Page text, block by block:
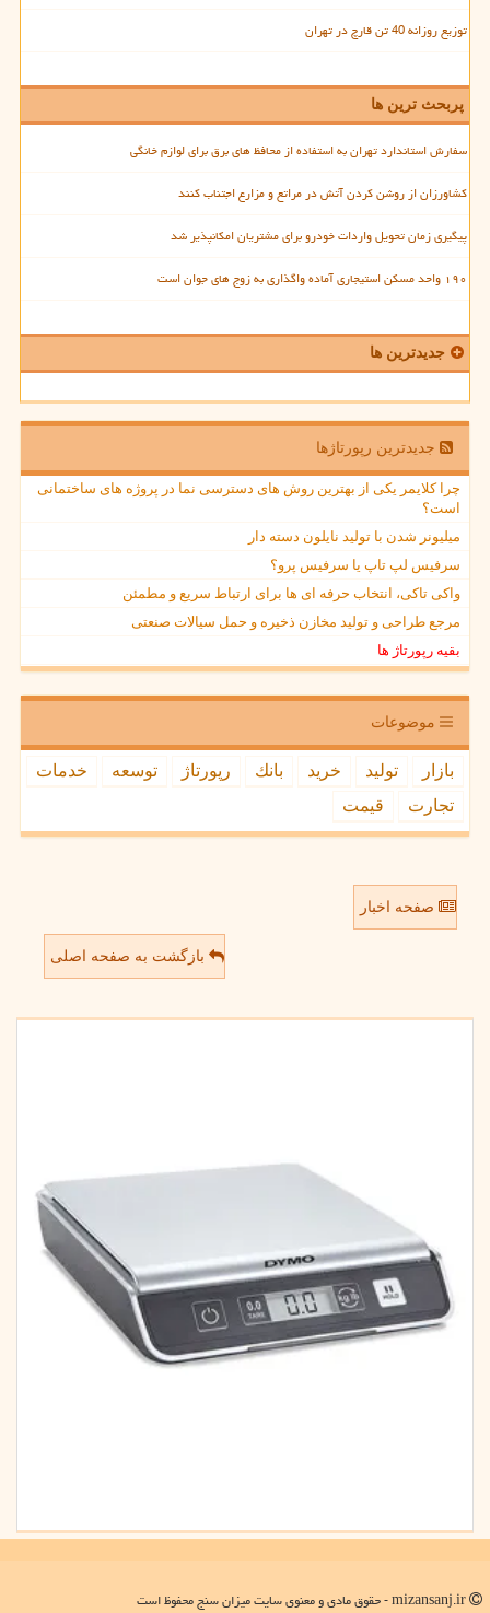
توزیع روزانه 40 تن قارچ در تهران
پربحث ترین ها
سفارش استاندارد تهران به استفاده از محافظ های برق برای لوازم خانگی
کشاورزان از روشن کردن آتش در مراتع و مزارع اجتناب کنند
پیگیری زمان تحویل واردات خودرو برای مشتریان امکانپذیر شد
۱۹۰ واحد مسکن استیجاری آماده واگذاری به زوج های جوان است
جدیدترین ها
جدیدترین رپورتاژها
چرا کلایمر یکی از بهترین روش های دسترسی نما در پروژه های ساختمانی
است؟
میلیونر شدن با تولید نایلون دسته دار
سرفیس لپ تاپ یا سرفیس پرو؟
واکی تاکی، انتخاب حرفه ای ها برای ارتباط سریع و مطمئن
مرجع طراحی و تولید مخازن ذخیره و حمل سیالات صنعتی
بقیه رپورتاژ ها
موضوعات
بازار تولید خرید بانك رپورتاژ توسعه
خدمات
تجارت
قیمت
صفحه اخبار
بازگشت به صفحه اصلی